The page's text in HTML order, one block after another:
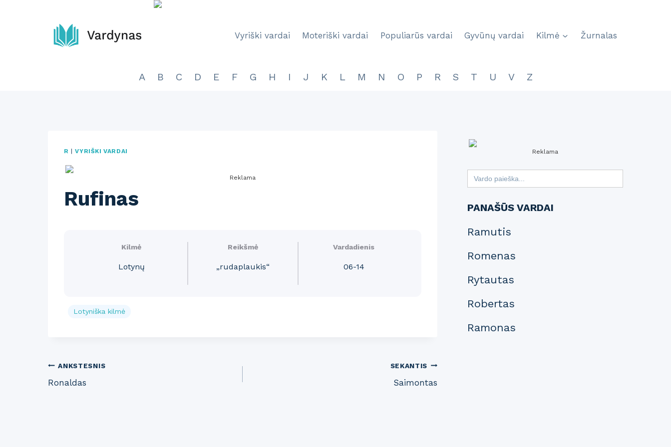
Vyriški vardai Moteriški vardai Populiarūs vardai Gyvūnų vardai Kilmė Žurnalas
A B C D E F G H I J K L M N O P R S T U V Z
R |VYRIŠKI VARDAI
Reklama
Rufinas
Kilmė
Lotynų
Reikšmė
„rudaplaukis“
Vardadienis
06-14
Lotyniška kilmė
Post
navigation
ANKSTESNIS
Ronaldas
SEKANTIS
Saimontas
Reklama
Search
for:
PANAŠŪS VARDAI
Ramutis
Romenas
Rytautas
Robertas
Ramonas